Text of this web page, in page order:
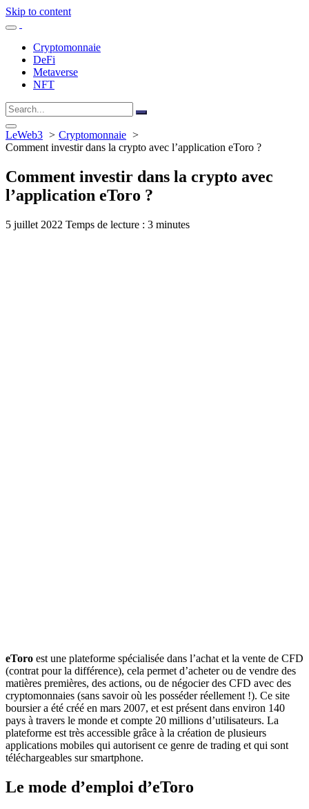
Skip to content
Cryptomonnaie
DeFi
Metaverse
NFT
LeWeb3
Cryptomonnaie
Comment investir dans la crypto avec l’application eToro ?
Comment investir dans la crypto avec
l’application eToro ?
5 juillet 2022 Temps de lecture : 3 minutes
eToro est une plateforme spécialisée dans l’achat et la vente de CFD
(contrat pour la différence), cela permet d’acheter ou de vendre des
matières premières, des actions, ou de négocier des CFD avec des
cryptomonnaies (sans savoir où les posséder réellement !). Ce site
boursier a été créé en mars 2007, et est présent dans environ 140
pays à travers le monde et compte 20 millions d’utilisateurs. La
plateforme est très accessible grâce à la création de plusieurs
applications mobiles qui autorisent ce genre de trading et qui sont
téléchargeables sur smartphone.
Le mode d’emploi d’eToro